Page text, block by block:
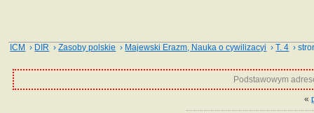
ICM › DIR ›Zasoby polskie › Majewski Erazm, Nauka o cywilizacyi ›T. 4 ›
Podstawowym
«